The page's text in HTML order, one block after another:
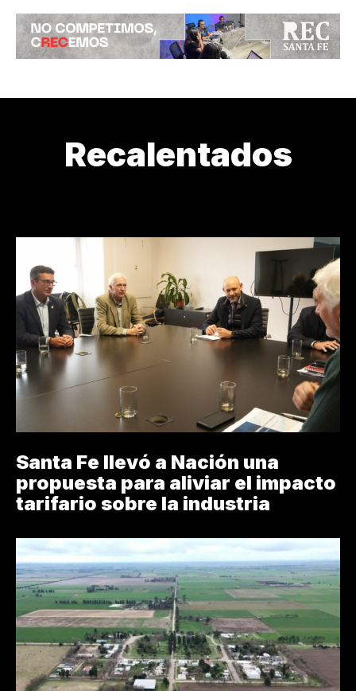
Recalentados
Santa Fe llevó a Nación una
propuesta para aliviar el impacto
tarifario sobre la industria